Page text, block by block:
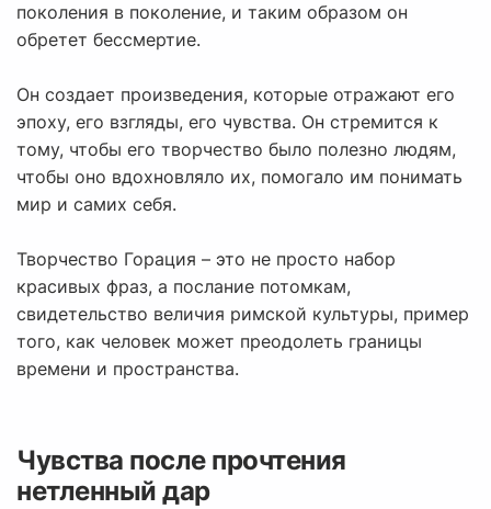
поколения в поколение, и таким образом он
обретет бессмертие.
Он создает произведения, которые отражают его
эпоху, его взгляды, его чувства. Он стремится к
тому, чтобы его творчество было полезно людям,
чтобы оно вдохновляло их, помогало им понимать
мир и самих себя.
Творчество Горация – это не просто набор
красивых фраз, а послание потомкам,
свидетельство величия римской культуры, пример
того, как человек может преодолеть границы
времени и пространства.
Чувства после прочтения
нетленный дар